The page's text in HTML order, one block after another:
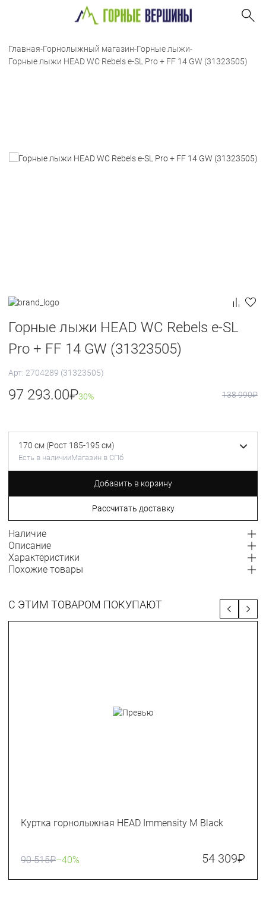
Главная-Горнолыжный магазин-Горные лыжи-
Горные лыжи HEAD WC Rebels e-SL Pro + FF 14 GW (31323505)
Горные лыжи HEAD WC Rebels e-SL
Pro + FF 14 GW (31323505)
Арт: 2704289 (31323505)
97 293.00₽30% 138 990₽
170 см (Рост 185-195 см)
Есть в наличииМагазин в СПб
Добавить в корзину
Рассчитать доставку
Наличие
Описание
Характеристики
Похожие товары
С ЭТИМ ТОВАРОМ ПОКУПАЮТ
Куртка горнолыжная HEAD Immensity M Black
90 515₽–40% 54 309₽